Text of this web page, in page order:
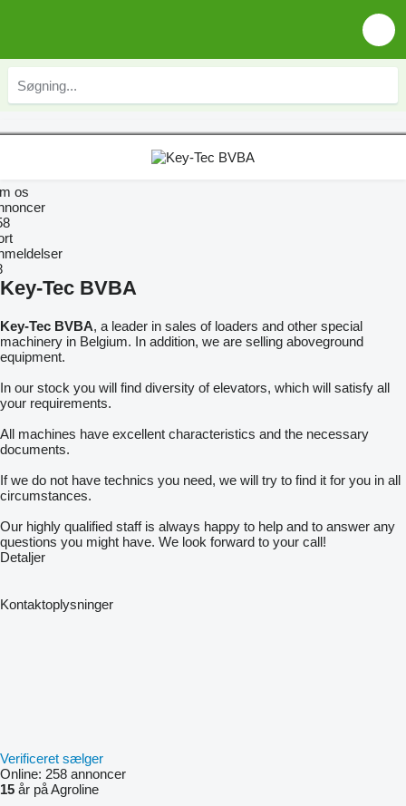
os
Key-Tec BVBA
Key-Tec BVBA, a leader in sales of loaders and other special
machinery in Belgium. In addition, we are selling aboveground
equipment.
In our stock you will find diversity of elevators, which will satisfy all
your requirements.
All machines have excellent characteristics and the necessary
documents.
If we do not have technics you need, we will try to find it for you in all
circumstances.
Our highly qualified staff is always happy to help and to answer any
questions you might have. We look forward to your call!
Detaljer
Kontaktoplysninger
Verificeret sælger
Online: 258 annoncer
15 år på Agroline